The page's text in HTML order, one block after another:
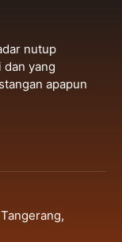
nutup
yang
apapun